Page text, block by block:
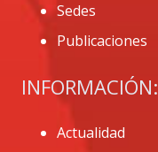
Sedes
Publicaciones
INFORMACIÓN:
Actualidad